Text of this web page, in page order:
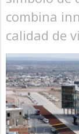
combina
calidad de